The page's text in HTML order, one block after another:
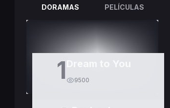
DORAMAS PELÍCULAS
1 9500